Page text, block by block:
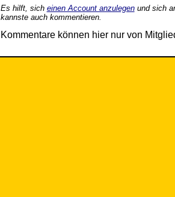
Es hilft, sich einen Account anzulegenund sich
kannste auch kommentieren.
Kommentare können hier nur von